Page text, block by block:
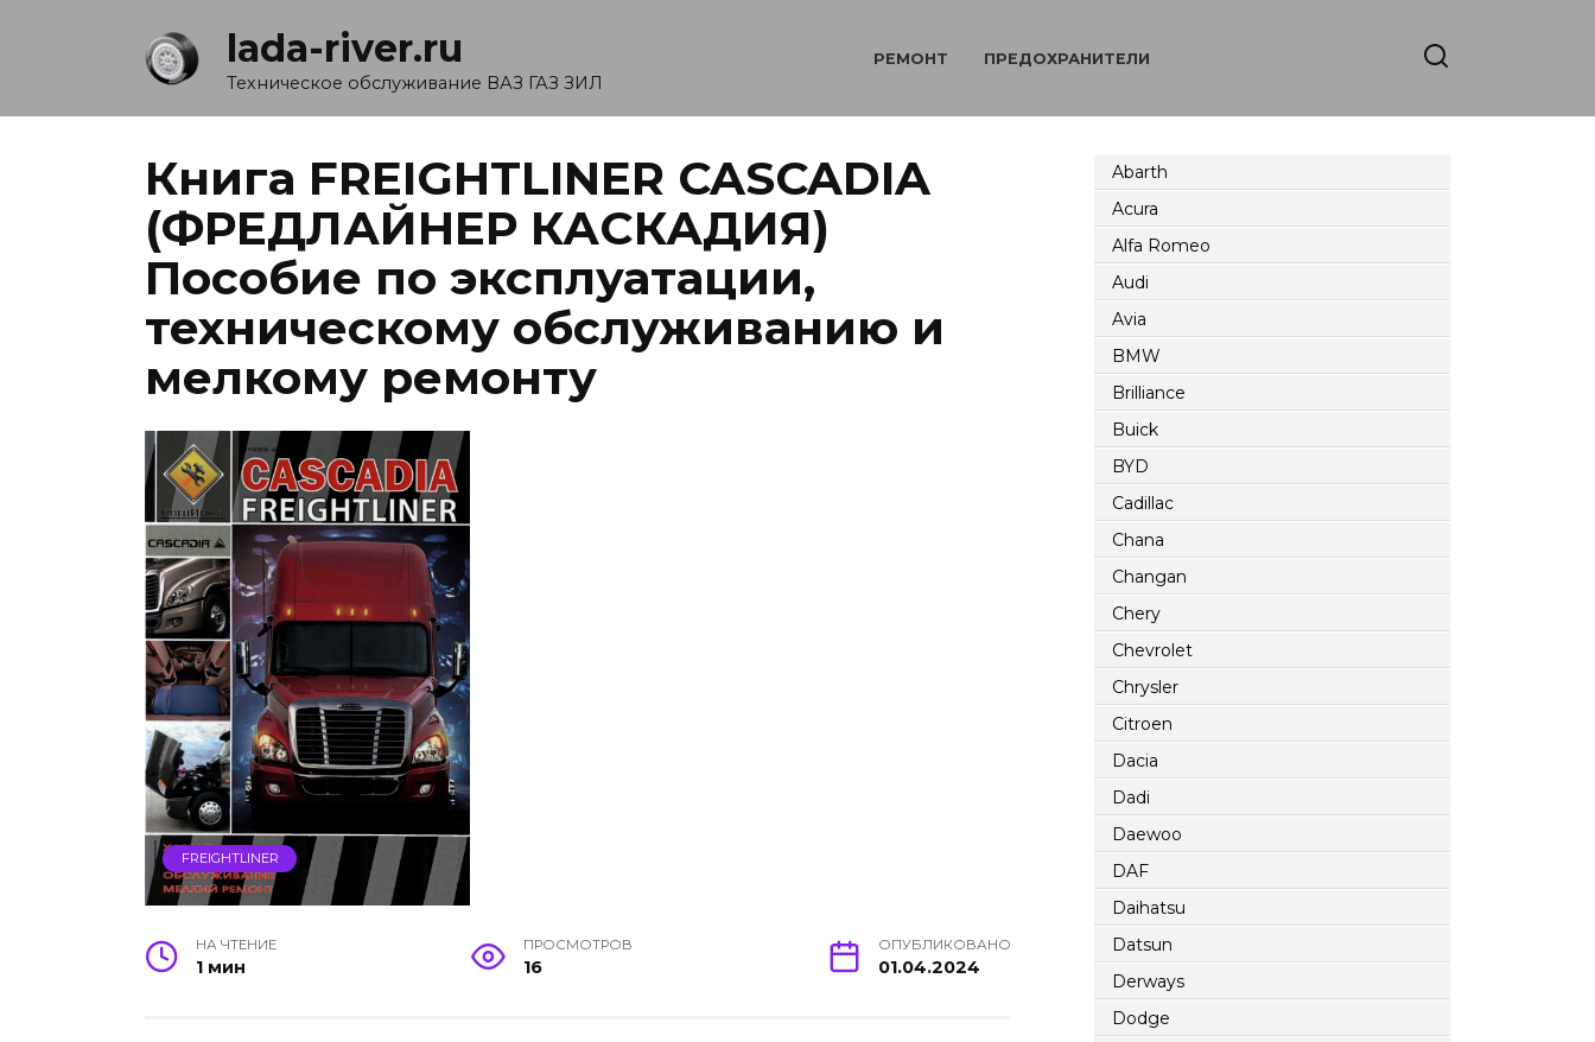
lada-river.ru
Техническое обслуживание ВАЗ ГАЗ ЗИЛ
РЕМОНТ ПРЕДОХРАНИТЕЛИ
Книга FREIGHTLINER CASCADIA
(ФРЕДЛАЙНЕР КАСКАДИЯ)
Пособие по эксплуатации,
техническому обслуживанию и
мелкому ремонту
FREIGHTLINER
НА ЧТЕНИЕ
1 мин
ПРОСМОТРОВ
16
ОПУБЛИКОВАНО
01.04.2024
Abarth
Acura
Alfa Romeo
Audi
Avia
BMW
Brilliance
Buick
BYD
Cadillac
Chana
Changan
Chery
Chevrolet
Chrysler
Citroen
Dacia
Dadi
Daewoo
DAF
Daihatsu
Datsun
Derways
Dodge